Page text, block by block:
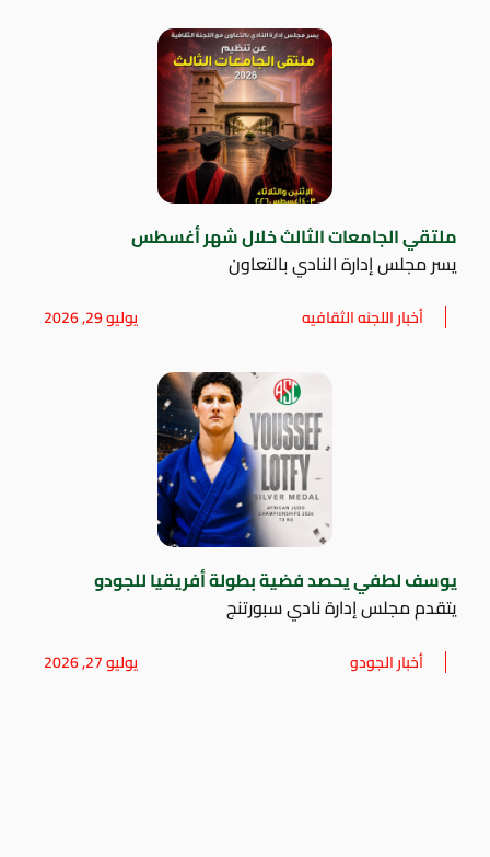
ملتقي الجامعات الثالث خلال شهر أغسطس
يسر مجلس إدارة النادي بالتعاون
أخبار اللجنه الثقافيه يوليو 29, 2026
يوسف لطفي يحصد فضية بطولة أفريقيا للجودو
يتقدم مجلس إدارة نادي سبورتنج
أخبار الجودو يوليو 27, 2026